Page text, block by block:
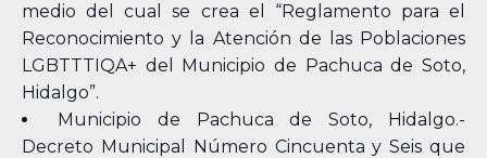
medio del cual se crea el “Reglamento para el
Reconocimiento y la Atención de las Poblaciones
LGBTTTIQA+ del Municipio de Pachuca de Soto,
Hidalgo”.
Municipio de Pachuca de Soto, Hidalgo.-
Decreto Municipal Número Cincuenta y Seis que